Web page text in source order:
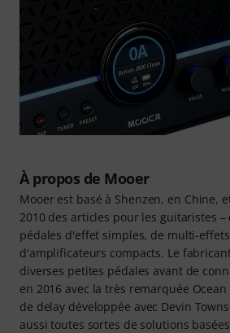
À propos de Mooer
Mooer est basé à Shenzen, en Chine,
2010 des articles pour les guitaristes –
pédales d'effet simples, de multi-
d'amplificateurs compacts. Le
diverses petites pédales avant de
en 2016 avec la très remarquée
de delay développée avec Devin
aussi toutes sortes de solutions